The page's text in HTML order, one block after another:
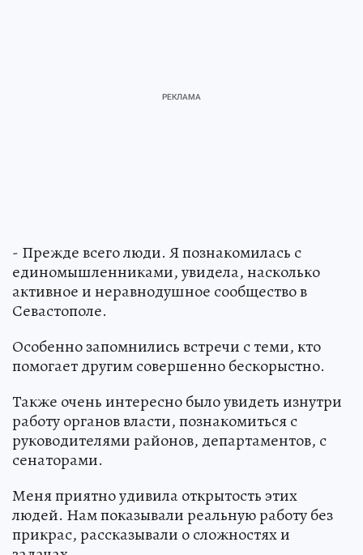
- Прежде всего люди. Я познакомилась с
единомышленниками, увидела, насколько
активное и неравнодушное сообщество в
Севастополе.
Особенно запомнились встречи с теми, кто
помогает другим совершенно бескорыстно.
Также очень интересно было увидеть изнутри
работу органов власти, познакомиться с
руководителями районов, департаментов, с
сенаторами.
Меня приятно удивила открытость этих
людей. Нам показывали реальную работу без
прикрас, рассказывали о сложностях и